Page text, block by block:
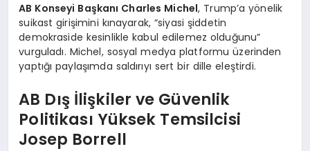
AB Konseyi Başkanı Charles Michel, Trump’a yönelik
suikast girişimini kınayarak, “siyasi şiddetin
demokraside kesinlikle kabul edilemez olduğunu”
vurguladı. Michel, sosyal medya platformu üzerinden
yaptığı paylaşımda saldırıyı sert bir dille eleştirdi.
AB Dış İlişkiler ve Güvenlik
Politikası Yüksek Temsilcisi
Josep Borrell